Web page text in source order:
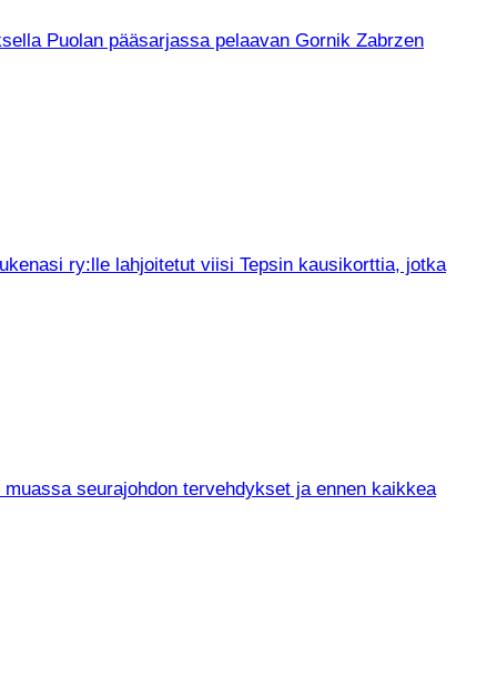
Puolan pääsarjassa pelaavan Gornik Zabrzen
ry:lle lahjoitetut viisi Tepsin kausikorttia, jotka
seurajohdon tervehdykset ja ennen kaikkea